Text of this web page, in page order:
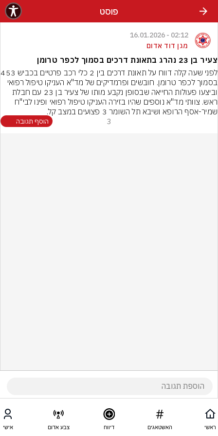
פוסט
02:12 - 16.01.2026
מגן דוד אדום
צעיר בן 23 נהרג בתאונת דרכים בסמוך לכפר טרומן
לפני שעה קלה דווח
וביצעו פעולות החייאה שבסופן נקבע מותו של צעיר בן 23 עם חבלת
שמיר-אסף הרופא ושיבא תל השומר 3 פצועים במצב קל.
3 הוסף תגובה
ראשי האשטאגים דיווח צבע אדום אישי